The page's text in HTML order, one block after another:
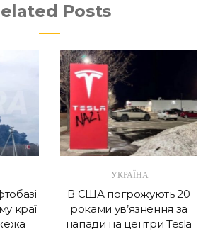
Posts
краї
УКРАЇНА
В США погрожують 20
роками ув’язнення за
напади на центри Tesla